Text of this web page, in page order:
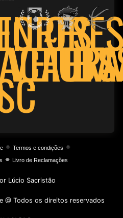
⌯ Termos e condições ⌯
⌯ Livro de Reclamações
Lúcio Sacristão
@ Todos os direitos reservados